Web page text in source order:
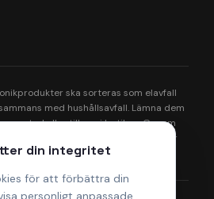
din integritet
för att förbättra din
personligt anpassade
ska sorteras som elavfall
med hushållsavfall. Lämna dem
eller till oss i butiken. Genom
du till en bättre miljö och säkerställer
hand på rätt sätt.